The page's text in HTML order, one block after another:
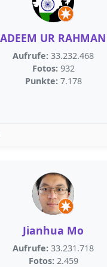
UR
Aufrufe: 33.232.468
Fotos: 932
Punkte: 7.178
Jianhua Mo
Aufrufe: 33.231.718
Fotos: 2.459